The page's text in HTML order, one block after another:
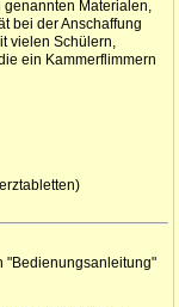
genannten Materialen,
bei der Anschaffung
vielen Schülern,
ein Kammerflimmern
"Bedienungsanleitung"